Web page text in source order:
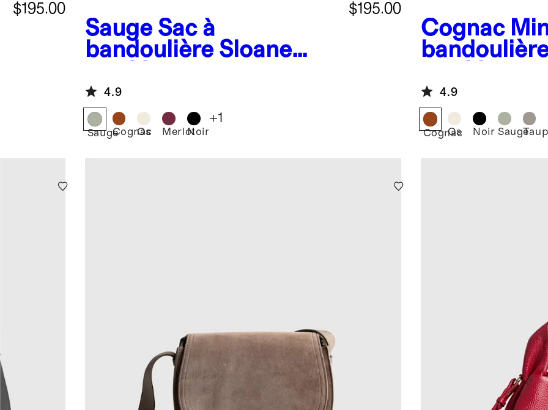
$195.00
Sauge Sac à
bandoulière Sloane
$195.00
4.9
SaugeCognac
Os MerlotNoir
+1
Cognac
4.9
Cognac
Os Noir Sauge